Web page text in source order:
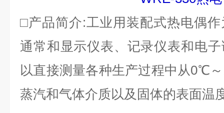
□产品简介:工业用装配式热电偶
通常和显示仪表、记录仪表和电
以直接测量各种生产过程中从0℃
蒸汽和气体介质以及固体的表面温